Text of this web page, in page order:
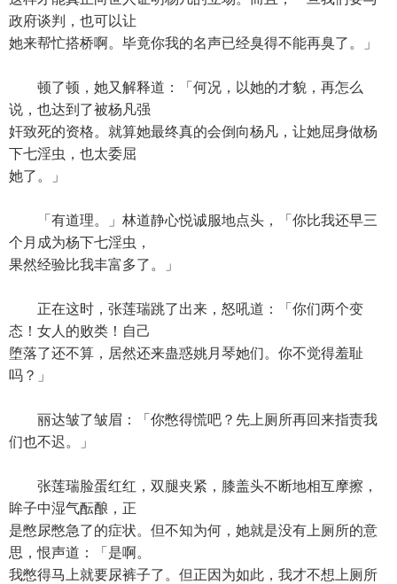
政府谈判，也可以让
她来帮忙搭桥啊。毕竟你我的名声已经臭得不能再臭了。」
顿了顿，她又解释道：「何况，以她的才貌，再怎么
说，也达到了被杨凡强
奸致死的资格。就算她最终真的会倒向杨凡，让她屈身做杨
下七淫虫，也太委屈
她了。」
「有道理。」林道静心悦诚服地点头，「你比我还早三
个月成为杨下七淫虫，
果然经验比我丰富多了。」
正在这时，张莲瑞跳了出来，怒吼道：「你们两个变
态！女人的败类！自己
堕落了还不算，居然还来蛊惑姚月琴她们。你不觉得羞耻
吗？」
丽达皱了皱眉：「你憋得慌吧？先上厕所再回来指责我
们也不迟。」
张莲瑞脸蛋红红，双腿夹紧，膝盖头不断地相互摩擦，
眸子中湿气酝酿，正
是憋尿憋急了的症状。但不知为何，她就是没有上厕所的意
思，恨声道：「是啊。
我憋得马上就要尿裤子了。但正因为如此，我才不想上厕所